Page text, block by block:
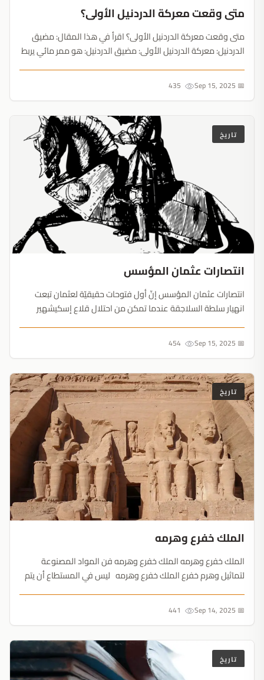
متى وقعت معركة الدردنيل الأولى؟
متى وقعت معركة الدردنيل الأولى؟ اقرأ في هذا المقال: مضيق
الدردنيل: معركة الدردنيل الأولى: مضيق الدردنيل: هو ممر مائي يربط
وشاطىء شبه جزيرة جاليبولي، ويبلغ طول المضيق (61...📅 Sep 15, 2025
تاريخ
انتصارات عثمان المؤسس
انتصارات عثمان المؤسس إنّ أول فتوحات حقيقيّة لعثمان تبعت
انهيار سلطة السلاجقة عندما تمكن من احتلال قلاع إسكيشهير
ينيشهير التي أصبحت العاصمة العثمانية في عام (1302)...📅 Sep 15, 2025
تاريخ
الملك خفرع وهرمه
الملك خفرع وهرمه الملك خفرع وهرمه فن المواد المصنوعة
لتماثيل وهرم خفرع الملك خفرع وهرمه ليس في المستطاع أن يتم
ضحية مؤامرة من المؤامرات. وتلاه على ا...📅 Sep 14, 2025
تاريخ